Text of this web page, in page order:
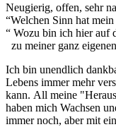
Neugierig, offen, sehr
“Welchen Sinn hat
“ Wozu bin
zu meiner ganz
Ich bin unendlich
Lebens immer mehr
kann. All meine
haben mich Wachsen
immer noch, aber mit